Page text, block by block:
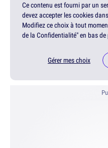
Ce contenu est fourni par un
devez accepter les cookies
Modifiez ce choix à tout
de la Confidentialité" en bas de
Gérer mes choix